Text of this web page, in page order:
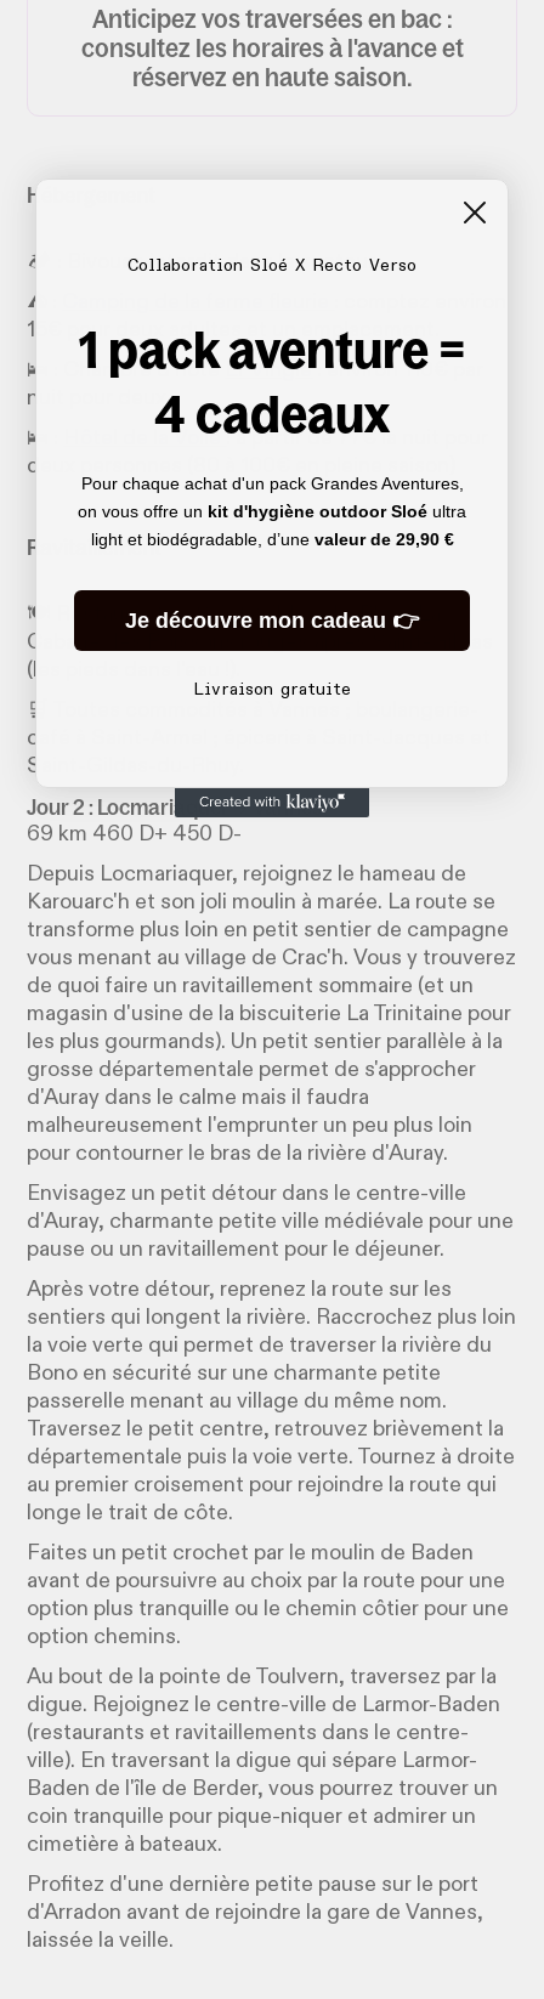
Anticipez vos traversées en bac :
consultez les horaires à l'avance et
réservez en haute saison.
Hébergement
🏕️ : Bivouac interdit dans le secteur
⛺️ :
15€ pour deux adultes et un emplacement.
🛌 : Chambre d'hôte Er Vingle: environ 110€ par
nuit pour deux.
🛌 :
Hôtel de la Voile: à partir de 77€ la nuit pour
deux personnes (80 à 100€ en pleine saison)
Ravitaillement
🍽️ Restaurants à Saint-Gildas-du-Rhuy. La
Cabane des Poissons rouges après Saint-Gildas
(les pieds dans l'eau !).
🛒 Toutes commodités à Vannes ; boulangerie-
café à Saint-Armel ; épicerie à Saint-Jacques et
Saint-Gildas-du-Rhuy.
Jour 2 : Locmariaquer → Vannes
69 km 460 D+ 450 D-
Depuis Locmariaquer, rejoignez le hameau de
Karouarc'h et son joli moulin à marée. La route se
transforme plus loin en petit sentier de campagne
vous menant au village de Crac'h. Vous y trouverez
de quoi faire un ravitaillement sommaire (et un
magasin d'usine de la biscuiterie La Trinitaine pour
les plus gourmands). Un petit sentier parallèle à la
grosse départementale permet de s'approcher
d'Auray dans le calme mais il faudra
malheureusement l'emprunter un peu plus loin
pour contourner le bras de la rivière d'Auray.
Envisagez un petit détour dans le centre-ville
d'Auray, charmante petite ville médiévale pour une
pause ou un ravitaillement pour le déjeuner.
Après votre détour, reprenez la route sur les
sentiers qui longent la rivière. Raccrochez plus loin
la voie verte qui permet de traverser la rivière du
Bono en sécurité sur une charmante petite
passerelle menant au village du même nom.
Traversez le petit centre, retrouvez brièvement la
départementale puis la voie verte. Tournez à droite
au premier croisement pour rejoindre la route qui
longe le trait de côte.
Faites un petit crochet par le moulin de Baden
avant de poursuivre au choix par la route pour une
option plus tranquille ou le chemin côtier pour une
option chemins.
Au bout de la pointe de Toulvern, traversez par la
digue. Rejoignez le centre-ville de Larmor-Baden
(restaurants et ravitaillements dans le centre-
ville). En traversant la digue qui sépare Larmor-
Baden de l'île de Berder, vous pourrez trouver un
coin tranquille pour pique-niquer et admirer un
cimetière à bateaux.
Profitez d'une dernière petite pause sur le port
d'Arradon avant de rejoindre la gare de Vannes,
laissée la veille.
Collaboration Sloé X Recto Verso
1 pack aventure =
4 cadeaux
Pour chaque achat d'un pack Grandes Aventures,
on vous offre un kit d'hygiène outdoor Sloé ultra
light et biodégradable, d’une valeur de 29,90 €
Je découvre mon cadeau 👉
Livraison gratuite